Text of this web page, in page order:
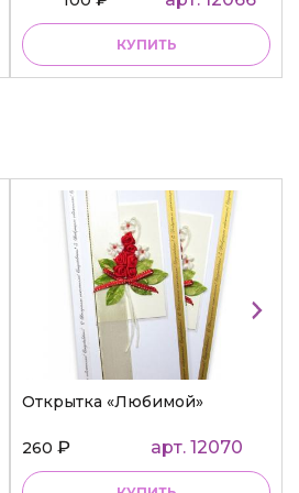
КУПИТЬ
Открытка «Любимой»
260₽ арт. 12070